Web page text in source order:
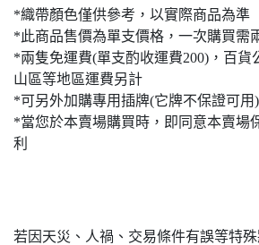
*織帶顏色僅供參考，以實際商品為準
*此商品售價為單支價格，一次購買需
*兩隻免運費(單支酌收運費200)，百貨
山區等地區運費另計
*可另外加購專用插牌(它牌不保證可用)
*當您於本賣場購買時，即同意本賣場
利
若因天災、人禍、交易條件有誤等特